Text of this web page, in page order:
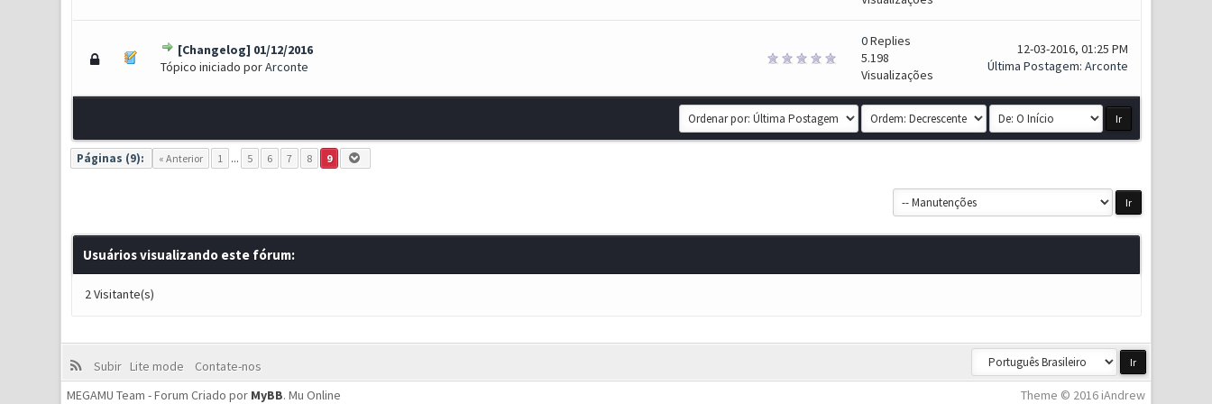
[Changelog] 01/12/2016
Tópico iniciado porArconte
0 Voto(s) - 0 de 5 em média
0Replies
5.198
Visualizações
12-03-2016, 01:25 PM
Última Postagem: Arconte
Páginas (9): « Anterior 1 ... 5 6 7 8 9
Usuários visualizando este fórum:
2 Visitante(s)
Subir Lite mode
Contate-nos
Theme © 2016 iAndrew
MEGAMU Team - Forum Criado por MyBB.Mu Online